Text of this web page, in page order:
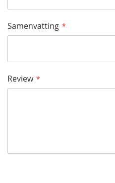
Samenvatting
Review